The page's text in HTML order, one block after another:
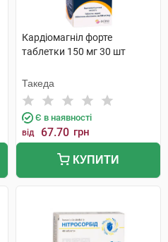
Кардіомагніл форте
таблетки 150 мг 30 шт
Такеда
Є в наявності
від 67.70 грн
КУПИТИ